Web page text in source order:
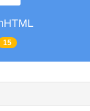
15